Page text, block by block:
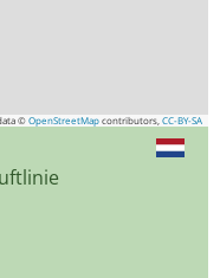
© OpenStreetMap contributors, CC-BY-SA